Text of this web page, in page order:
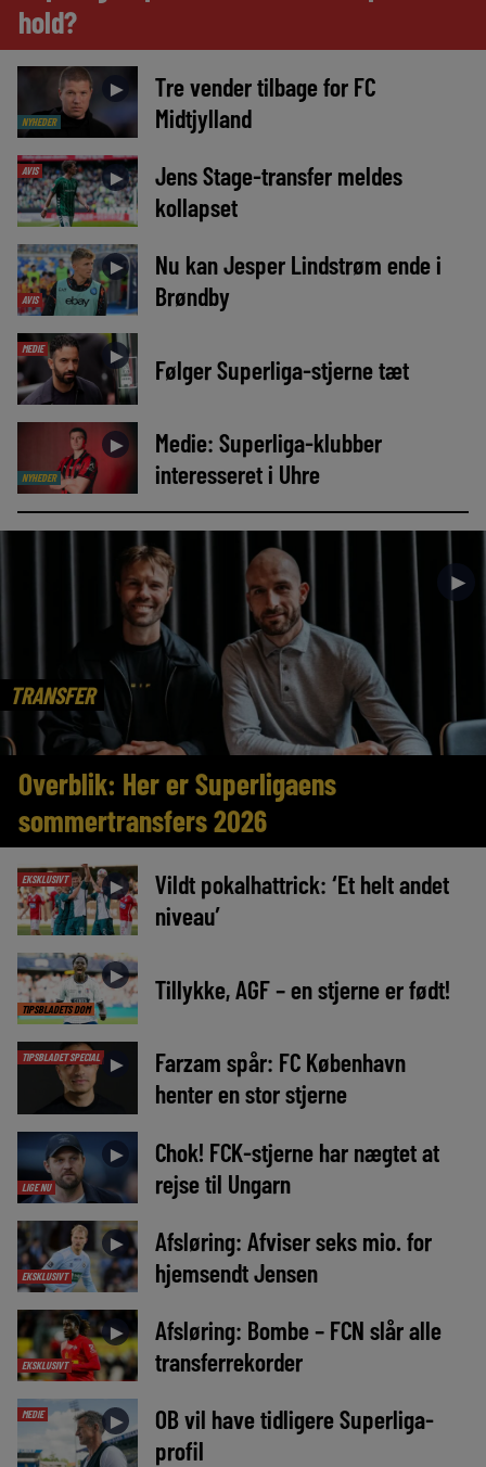
hold?
NYHEDER
►
Tre vender tilbage for FC
Midtjylland
AVIS ►
Jens Stage-transfer meldes
kollapset
AVIS
►
Nu kan Jesper Lindstrøm ende i
Brøndby
MEDIE ► Følger Superliga-stjerne tæt
NYHEDER
►
Medie: Superliga-klubber
interesseret i Uhre
TRANSFER
►
Overblik: Her er Superligaens
sommertransfers 2026
EKSKLUSIVT ►
Vildt pokalhattrick: ‘Et helt andet
niveau’
TIPSBLADETS DOM
► Tillykke, AGF – en stjerne er født!
TIPSBLADET SPECIAL ►
Farzam spår: FC København
henter en stor stjerne
LIGE NU
►
Chok! FCK-stjerne har nægtet at
rejse til Ungarn
EKSKLUSIVT
►
Afsløring: Afviser seks mio. for
hjemsendt Jensen
EKSKLUSIVT
►
Afsløring: Bombe – FCN slår alle
transferrekorder
MEDIE ►
OB vil have tidligere Superliga-
profil